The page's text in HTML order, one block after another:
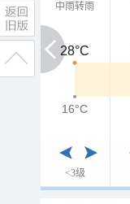
中雨转雨
<3级
28°C
28°C
16°C
16°C